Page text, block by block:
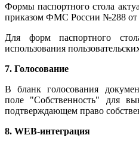
Формы паспортного стола
приказом ФМС России №288 от
Для форм паспортного
использования
7. Голосование
В бланк голосования
поле "Собственность" для
подтверждающем право
8. WEB-интеграция